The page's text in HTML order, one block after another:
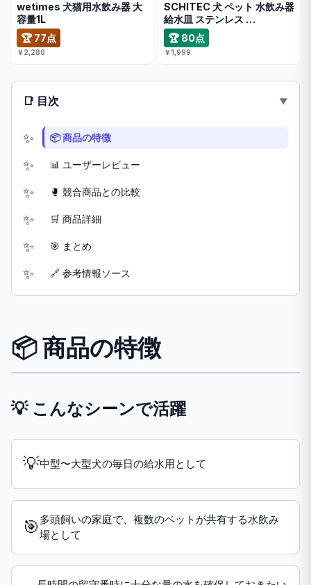
wetimes 犬猫用水飲み器 大
容量1L
🏆 77点
￥2,280
SCHITEC 犬 ペット 水飲み器
給水皿 ステンレス …
🏆 80点
￥1,999
📑 目次
📦 商品の特徴
📊 ユーザーレビュー
🥊 競合商品との比較
🛒 商品詳細
🎯 まとめ
🔗 参考情報ソース
📦 商品の特徴
💡 こんなシーンで活躍
💡中型〜大型犬の毎日の給水用として
🎯 多頭飼いの家庭で、複数のペットが共有する水飲み
場として